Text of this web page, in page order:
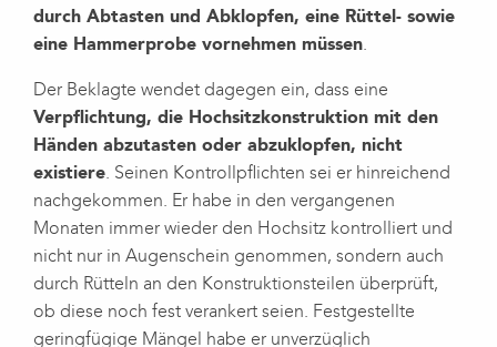
durch Abtasten und Abklopfen, eine Rüttel- sowie
eine Hammerprobe vornehmen müssen.
Der Beklagte wendet dagegen ein, dass eine
Verpflichtung, die Hochsitzkonstruktion mit den
Händen abzutasten oder abzuklopfen, nicht
existiere. Seinen Kontrollpflichten sei er hinreichend
nachgekommen. Er habe in den vergangenen
Monaten immer wieder den Hochsitz kontrolliert und
nicht nur in Augenschein genommen, sondern auch
durch Rütteln an den Konstruktionsteilen überprüft,
ob diese noch fest verankert seien. Festgestellte
geringfügige Mängel habe er unverzüglich